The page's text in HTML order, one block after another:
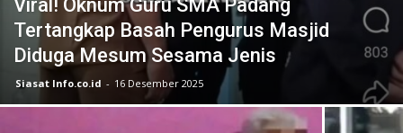
Viral! Oknum Guru SMA Padang
Tertangkap Basah Pengurus Masjid
Diduga Mesum Sesama Jenis
Siasat Info.co.id - 16 Desember 2025